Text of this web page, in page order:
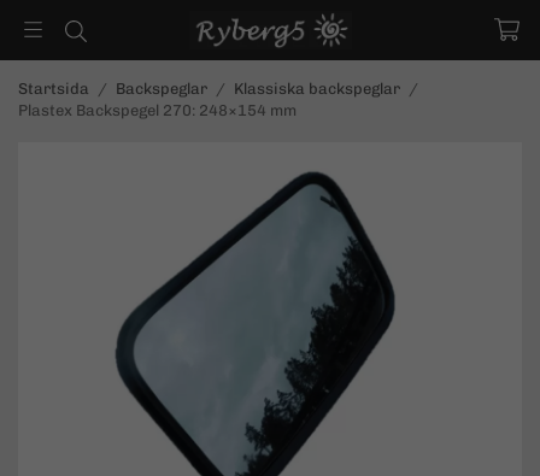
Startsida / Backspeglar / Klassiska backspeglar /
Plastex Backspegel 270: 248×154 mm